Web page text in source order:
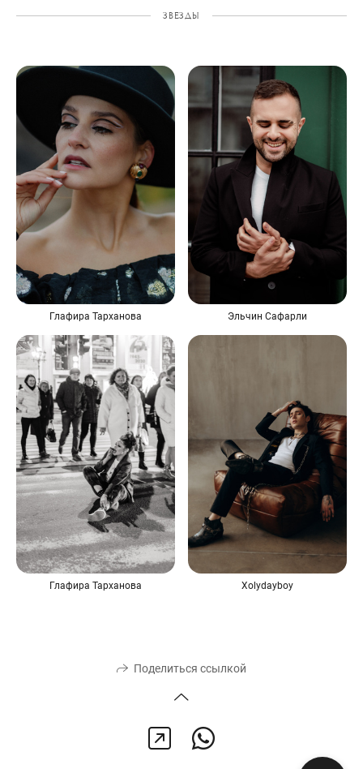
ЗВЕЗДЫ
Глафира Тарханова Эльчин Сафарли
Глафира Тарханова Xolydayboy
Поделиться ссылкой